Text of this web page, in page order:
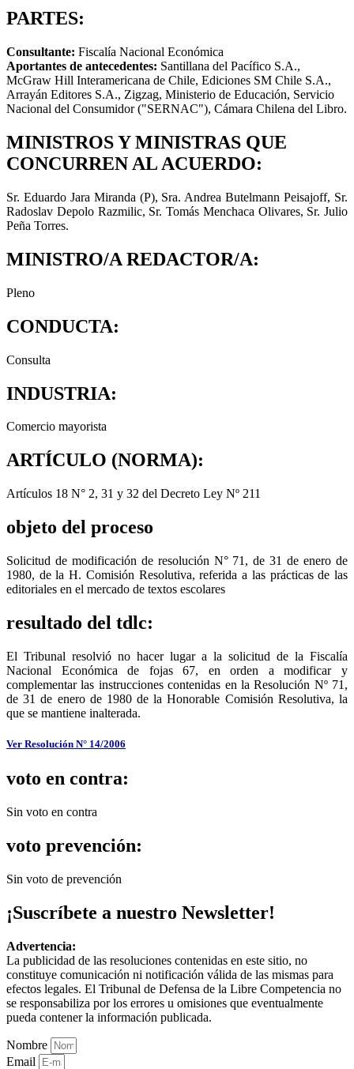
PARTES:
Consultante: Fiscalía Nacional Económica
Aportantes de antecedentes: Santillana del Pacífico S.A.,
McGraw Hill Interamericana de Chile, Ediciones SM Chile S.A.,
Arrayán Editores S.A., Zigzag, Ministerio de Educación, Servicio
Nacional del Consumidor ("SERNAC"), Cámara Chilena del Libro.
MINISTROS Y MINISTRAS QUE
CONCURREN AL ACUERDO:
Sr. Eduardo Jara Miranda (P), Sra. Andrea Butelmann Peisajoff, Sr.
Radoslav Depolo Razmilic, Sr. Tomás Menchaca Olivares, Sr. Julio
Peña Torres.
MINISTRO/A REDACTOR/A:
Pleno
CONDUCTA:
Consulta
INDUSTRIA:
Comercio mayorista
ARTÍCULO (NORMA):
Artículos 18 N° 2, 31 y 32 del Decreto Ley Nº 211
objeto del proceso
Solicitud de modificación de resolución N° 71, de 31 de enero de
1980, de la H. Comisión Resolutiva, referida a las prácticas de las
editoriales en el mercado de textos escolares
resultado del tdlc:
El Tribunal resolvió no hacer lugar a la solicitud de la Fiscalía
Nacional Económica de fojas 67, en orden a modificar y
complementar las instrucciones contenidas en la Resolución Nº 71,
de 31 de enero de 1980 de la Honorable Comisión Resolutiva, la
que se mantiene inalterada.
Ver Resolución N° 14/2006
voto en contra:
Sin voto en contra
voto prevención:
Sin voto de prevención
¡Suscríbete a nuestro Newsletter!
Advertencia:
La publicidad de las resoluciones contenidas en este sitio, no
constituye comunicación ni notificación válida de las mismas para
efectos legales. El Tribunal de Defensa de la Libre Competencia no
se responsabiliza por los errores u omisiones que eventualmente
pueda contener la información publicada.
Nombre
Email